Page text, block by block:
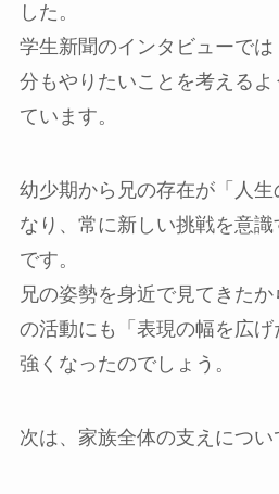
した。
学生新聞のインタビューで
分もやりたいことを考える
ています。
幼少期から兄の存在が「人生
なり、常に新しい挑戦を意
です。
兄の姿勢を身近で見てきた
の活動にも「表現の幅を広
強くなったのでしょう。
次は、家族全体の支えについ